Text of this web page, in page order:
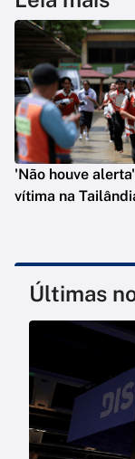
'Não houve
vítima na
Últimas